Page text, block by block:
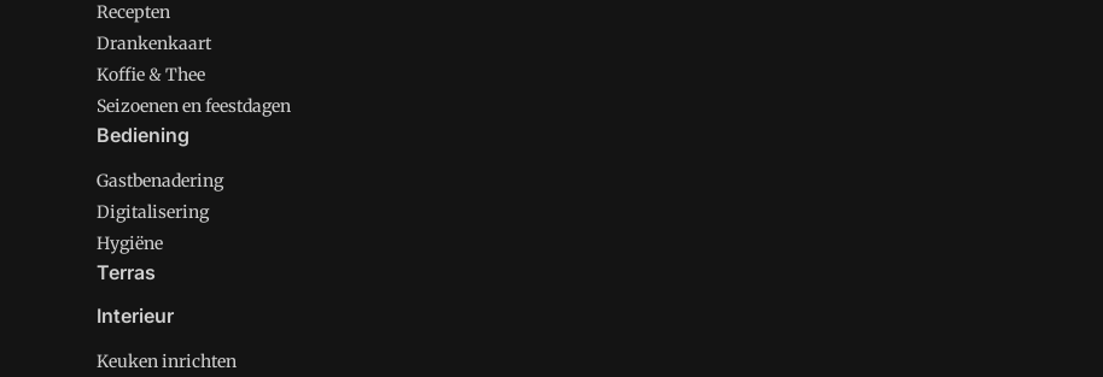
Recepten
Drankenkaart
Koffie & Thee
Seizoenen en feestdagen
Bediening
Gastbenadering
Digitalisering
Hygiëne
Terras
Interieur
Keuken inrichten